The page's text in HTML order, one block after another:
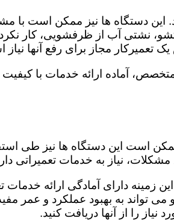
دستگاه ها نیز ممکن است با
نشتی آب از ظرفشویی، کار
مجاز برای رفع آنها
آماده ارائه خدمات با
است این دستگاه ها نیز طی
نیاز به خدمات تعمیراتی
دارای آمادگی ارائه خدمات
تواند به بهبود عملکرد و عمر
را از آنها دریافت کنید.